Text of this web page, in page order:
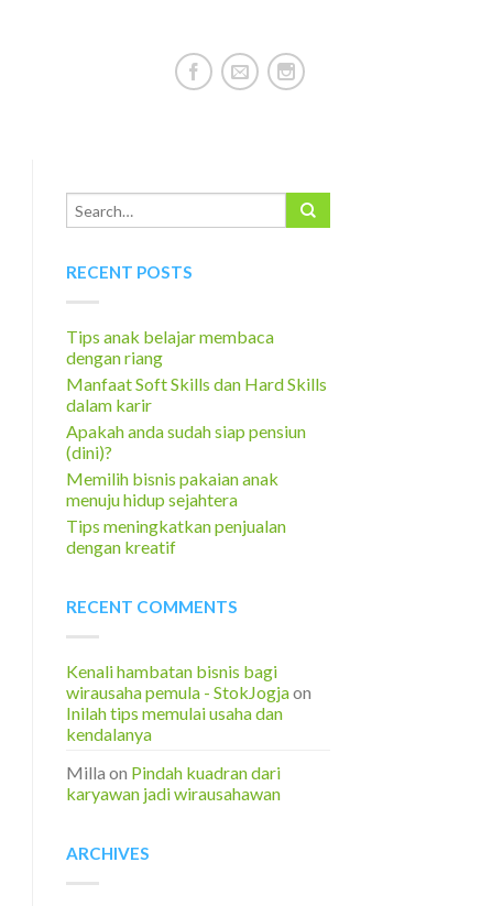
RECENT POSTS
Tips anak belajar membaca
dengan riang
Manfaat Soft Skills dan Hard Skills
dalam karir
Apakah anda sudah siap pensiun
(dini)?
Memilih bisnis pakaian anak
menuju hidup sejahtera
Tips meningkatkan penjualan
dengan kreatif
RECENT COMMENTS
Kenali hambatan bisnis bagi
wirausaha pemula - StokJogjaon
Inilah tips memulai usaha dan
kendalanya
Milla on Pindah kuadran dari
karyawan jadi wirausahawan
ARCHIVES